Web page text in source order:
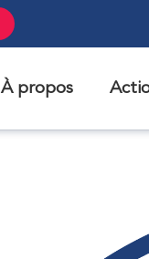
À propos